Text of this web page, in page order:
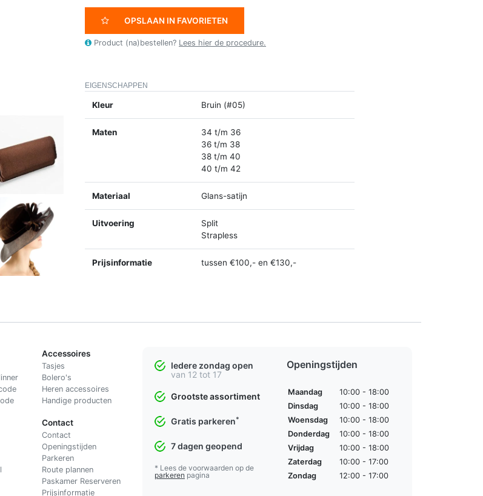
OPSLAAN IN FAVORIETEN
Product (na)bestellen? Lees hier de procedure.
EIGENSCHAPPEN
Kleur Bruin (#05)
Maten
34 t/m 36
36 t/m 38
38 t/m 40
40 t/m 42
Materiaal Glans-satijn
Uitvoering
Split
Strapless
Prijsinformatie tussen €100,- en €130,-
Accessoires
Tasjes
Bolero's
Heren accessoires
Handige producten
Contact
Contact
Openingstijden
Parkeren
Route plannen
Paskamer Reserveren
Prijsinformatie
Iedere zondag open
van 12 tot 17
Grootste assortiment
Gratis parkeren*
7 dagen geopend
* Lees de voorwaarden op de
parkeren pagina
Openingstijden
Maandag
10:00 - 18:00
Dinsdag
10:00 - 18:00
Woensdag
10:00 - 18:00
Donderdag
10:00 - 18:00
Vrijdag
10:00 - 18:00
Zaterdag
10:00 - 17:00
Zondag
12:00 - 17:00